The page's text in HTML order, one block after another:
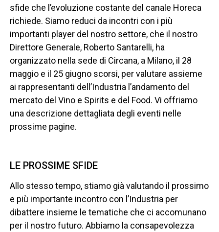
sfide che l’evoluzione costante del canale Horeca
richiede. Siamo reduci da incontri con i più
importanti player del nostro settore, che il nostro
Direttore Generale, Roberto Santarelli, ha
organizzato nella sede di Circana, a Milano, il 28
maggio e il 25 giugno scorsi, per valutare assieme
ai rappresentanti dell’Industria l’andamento del
mercato del Vino e Spirits e del Food. Vi offriamo
una descrizione dettagliata degli eventi nelle
prossime pagine.
LE PROSSIME SFIDE
Allo stesso tempo, stiamo già valutando il prossimo
e più importante incontro con l’Industria per
dibattere insieme le tematiche che ci accomunano
per il nostro futuro. Abbiamo la consapevolezza